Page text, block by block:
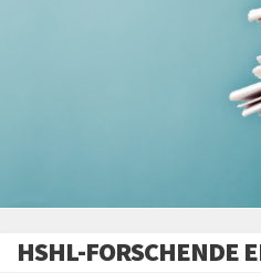
HSHL-FORSCHENDE